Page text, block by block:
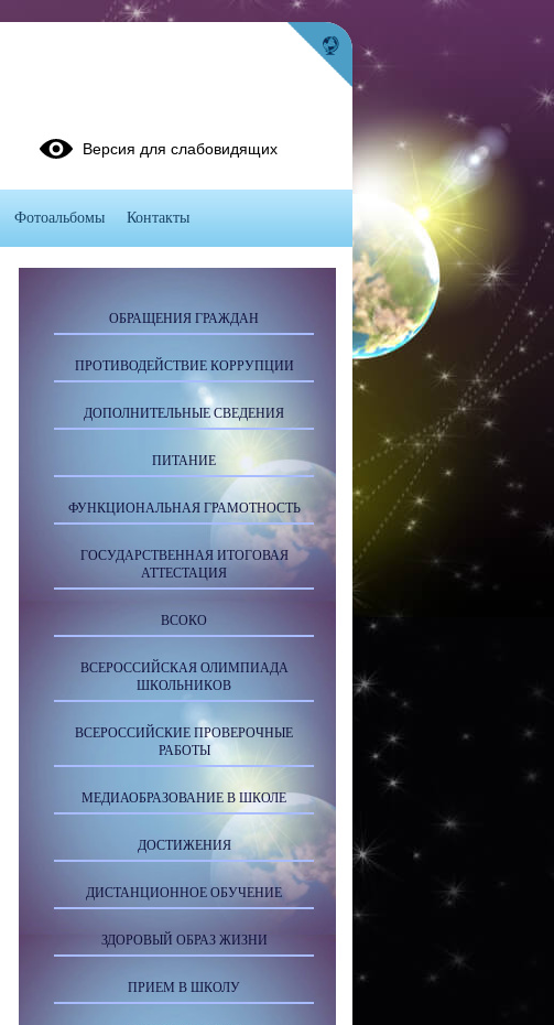
ОБРАЩЕНИЯ ГРАЖДАН
ПРОТИВОДЕЙСТВИЕ КОРРУПЦИИ
ДОПОЛНИТЕЛЬНЫЕ СВЕДЕНИЯ
ПИТАНИЕ
ФУНКЦИОНАЛЬНАЯ ГРАМОТНОСТЬ
ГОСУДАРСТВЕННАЯ ИТОГОВАЯ
АТТЕСТАЦИЯ
ВСОКО
ВСЕРОССИЙСКАЯ ОЛИМПИАДА
ШКОЛЬНИКОВ
ВСЕРОССИЙСКИЕ ПРОВЕРОЧНЫЕ
РАБОТЫ
МЕДИАОБРАЗОВАНИЕ В ШКОЛЕ
ДОСТИЖЕНИЯ
ДИСТАНЦИОННОЕ ОБУЧЕНИЕ
ЗДОРОВЫЙ ОБРАЗ ЖИЗНИ
ПРИЕМ В ШКОЛУ
Версия для слабовидящих
Фотоальбомы Контакты